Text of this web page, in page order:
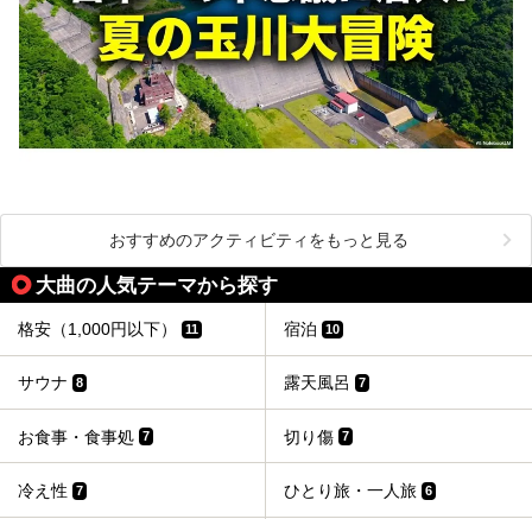
おすすめのアクティビティをもっと見る
大曲の人気テーマから探す
格安（1,000円以下） 11 宿泊 10
サウナ 8 露天風呂 7
お食事・食事処 7 切り傷 7
冷え性 7 ひとり旅・一人旅 6